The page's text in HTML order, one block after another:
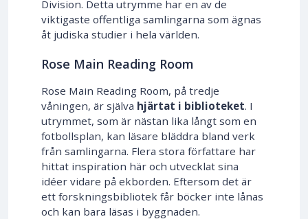
Division. Detta utrymme har en av de
viktigaste offentliga samlingarna som ägnas
åt judiska studier i hela världen.
Rose Main Reading Room
Rose Main Reading Room, på tredje
våningen, är själva hjärtat i biblioteket. I
utrymmet, som är nästan lika långt som en
fotbollsplan, kan läsare bläddra bland verk
från samlingarna. Flera stora författare har
hittat inspiration här och utvecklat sina
idéer vidare på ekborden. Eftersom det är
ett forskningsbibliotek får böcker inte lånas
och kan bara läsas i byggnaden.